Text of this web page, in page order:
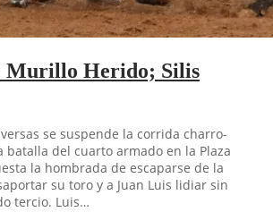
Murillo Herido; Silis
se suspende la corrida charro-
del cuarto armado en la Plaza
la hombrada de escaparse de la
su toro y a Juan Luis lidiar sin
tercio. Luis…